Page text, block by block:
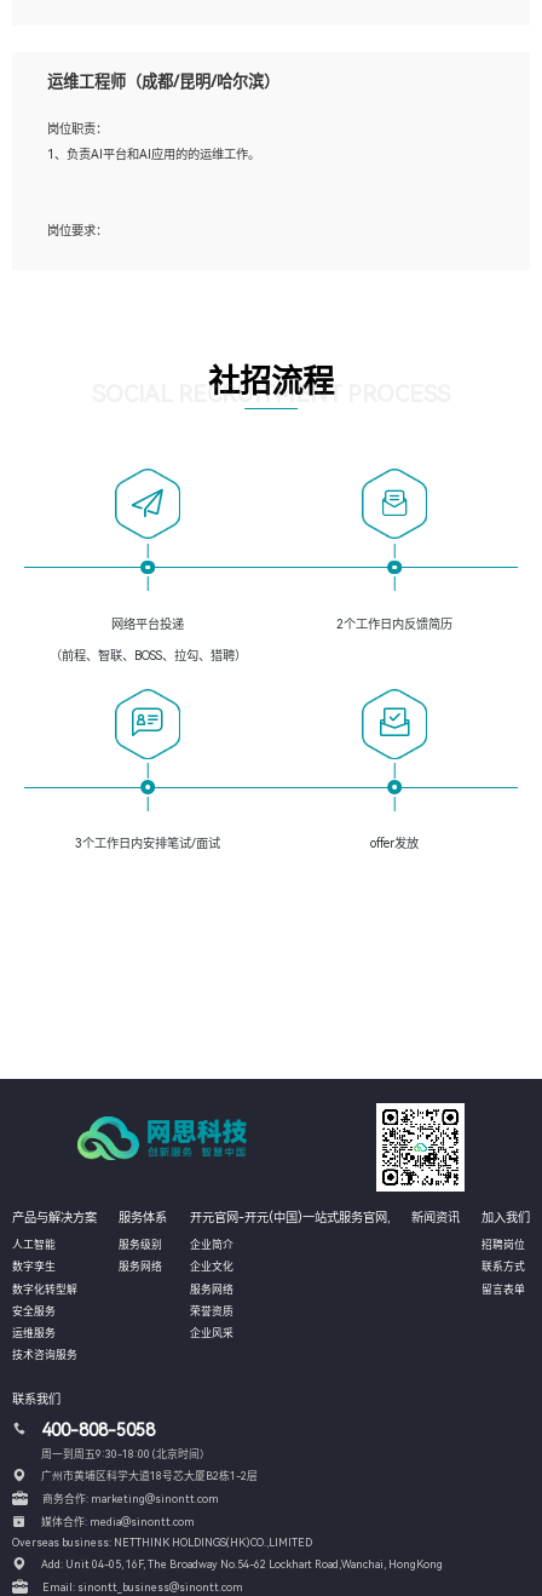
2、熟悉linux命令；
4、熟练使用oracle、mysql进行开发；
5、熟悉流程开发如使用activiti；
运维工程师（成都/昆明/哈尔滨）
岗位职责：
1、负责AI平台和AI应用的的运维工作。
岗位要求：
4、掌握DevOps思想、方法和流程。Jenkins工具使用；
5、掌握常见中间件配置与优化，如mysql、nginx等；
社招流程
SOCIAL RECRUITMENT PROCESS
网络平台投递
（前程、智联、BOSS、拉勾、猎聘）
2个工作日内反馈简历
3个工作日内安排笔试/面试 offer发放
产品与解决方案
人工智能
数字孪生
数字化转型解
安全服务
运维服务
技术咨询服务
服务体系
服务级别
服务网络
开元官网-开元(中国)一站式服务官网,
企业简介
企业文化
服务网络
荣誉资质
企业风采
新闻资讯 加入我们
招聘岗位
联系方式
留言表单
联系我们
400-808-5058
周一到周五9:30-18:00 (北京时间）
广州市黄埔区科学大道18号芯大厦B2栋1-2层
商务合作: marketing@sinontt.com
媒体合作: media@sinontt.com
Overseas business: NETTHINK HOLDINGS(HK)CO.,LIMITED
Add: Unit 04-05, 16F, The Broadway No.54-62 Lockhart Road, Wanchai, HongKong
Email: sinontt_business@sinontt.com